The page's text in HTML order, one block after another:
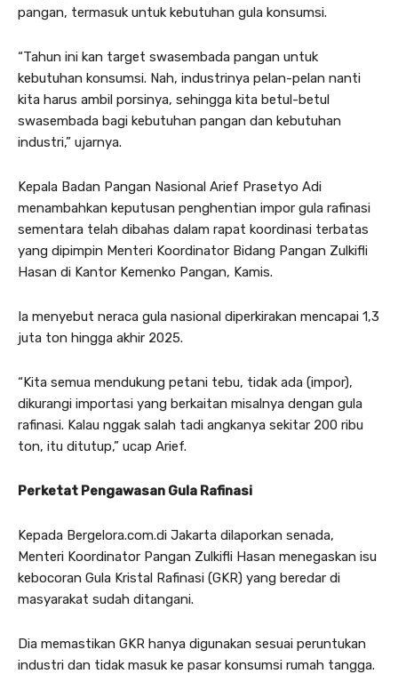
pangan, termasuk untuk kebutuhan gula konsumsi.
“Tahun ini kan target swasembada pangan untuk
kebutuhan konsumsi. Nah, industrinya pelan-pelan nanti
kita harus ambil porsinya, sehingga kita betul-betul
swasembada bagi kebutuhan pangan dan kebutuhan
industri,” ujarnya.
Kepala Badan Pangan Nasional Arief Prasetyo Adi
menambahkan keputusan penghentian impor gula rafinasi
sementara telah dibahas dalam rapat koordinasi terbatas
yang dipimpin Menteri Koordinator Bidang Pangan Zulkifli
Hasan di Kantor Kemenko Pangan, Kamis.
Ia menyebut neraca gula nasional diperkirakan mencapai 1,3
juta ton hingga akhir 2025.
“Kita semua mendukung petani tebu, tidak ada (impor),
dikurangi importasi yang berkaitan misalnya dengan gula
rafinasi. Kalau nggak salah tadi angkanya sekitar 200 ribu
ton, itu ditutup,” ucap Arief.
Perketat Pengawasan Gula Rafinasi
Kepada Bergelora.com.di Jakarta dilaporkan senada,
Menteri Koordinator Pangan Zulkifli Hasan menegaskan isu
kebocoran Gula Kristal Rafinasi (GKR) yang beredar di
masyarakat sudah ditangani.
Dia memastikan GKR hanya digunakan sesuai peruntukan
industri dan tidak masuk ke pasar konsumsi rumah tangga.